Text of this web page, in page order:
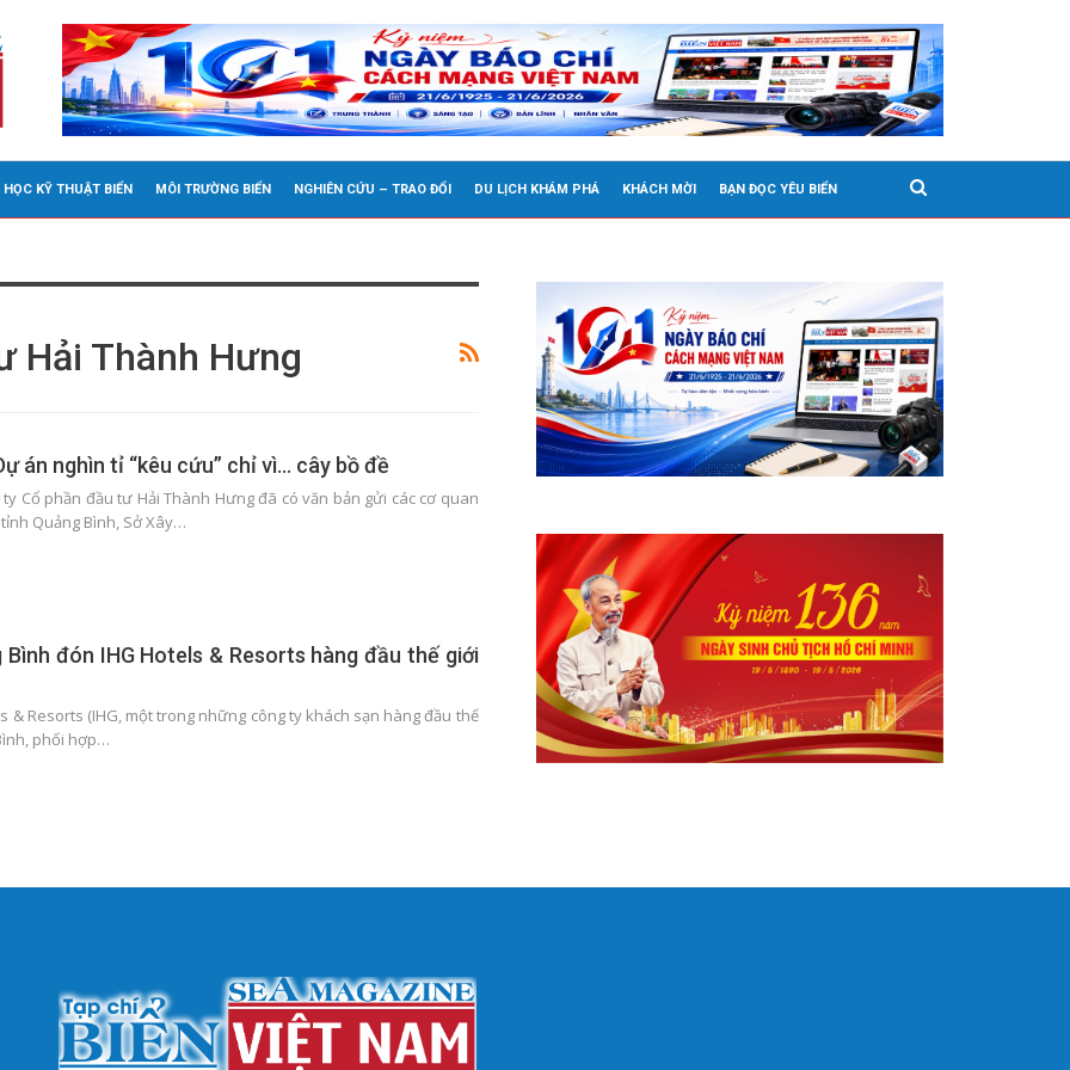
HỌC KỸ THUẬT BIỂN MÔI TRƯỜNG BIỂN NGHIÊN CỨU – TRAO ĐỔI DU LỊCH KHÁM PHÁ KHÁCH MỜI BẠN ĐỌC YÊU BIỂN
Hải Thành Hưng
án nghìn tỉ “kêu cứu” chỉ vì… cây bồ đề
ty Cổ phần đầu tư Hải Thành Hưng đã có văn bản gửi các cơ quan
Quảng Bình, Sở Xây…
Bình đón IHG Hotels & Resorts hàng đầu thế giới
& Resorts (IHG, một trong những công ty khách sạn hàng đầu thế
phối hợp…